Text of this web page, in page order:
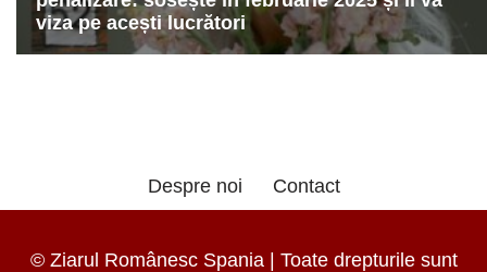
Despre noi Contact
© Ziarul Românesc Spania | Toate drepturile sunt